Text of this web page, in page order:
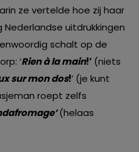
ze vertelde hoe zij haar
uitdrukkingen
schalt op de
‘Rien à la main!’ (niets
sur mon dos!’ (je kunt
roept zelfs
(helaas